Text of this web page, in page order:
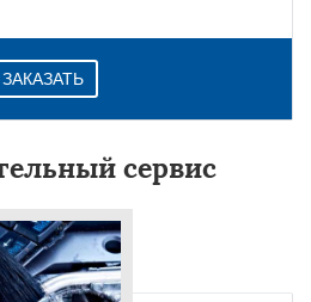
ЗАКАЗАТЬ
сервис